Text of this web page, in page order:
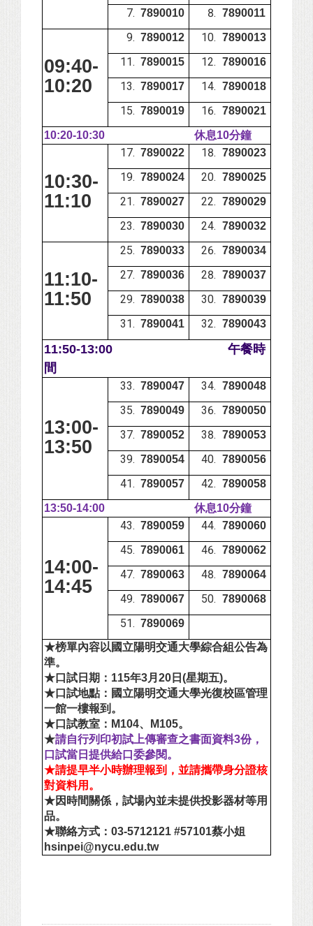
7890010 7890011
09:40-
10:20
7890012 7890013
7890015 7890016
7890017 7890018
7890019 7890021
10:20-10:30 休息10分鐘
10:30-
11:10
7890022 7890023
7890024 7890025
7890027 7890029
7890030 7890032
11:10-
11:50
7890033 7890034
7890036 7890037
7890038 7890039
7890041 7890043
11:50-13:00 午餐時
間
13:00-
13:50
7890047 7890048
7890049 7890050
7890052 7890053
7890054 7890056
7890057 7890058
13:50-14:00 休息10分鐘
14:00-
14:45
7890059 7890060
7890061 7890062
7890063 7890064
7890067 7890068
7890069
★榜單內容以國立陽明交通大學綜合組公告為
準。
★口試日期：115年3月20日(星期五)。
★口試地點：國立陽明交通大學光復校區管理
一館一樓報到。
★口試教室：M104、M105。
★請自行列印初試上傳審查之書面資料3份，
口試當日提供給口委參閱。
★請提早半小時辦理報到，並請攜帶身分證核
對資料用。
★因時間關係，試場內並未提供投影器材等用
品。
★聯絡方式：03-5712121 #57101蔡小姐
hsinpei@nycu.edu.tw